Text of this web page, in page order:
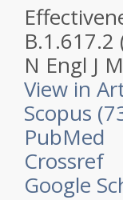
N Engl J
View in
Scopus
PubMed
Crossref
Google